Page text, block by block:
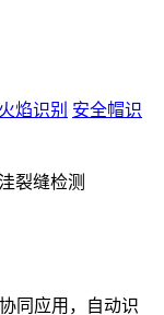
火焰识别 安全帽识
裂缝检测
同应用，自动识